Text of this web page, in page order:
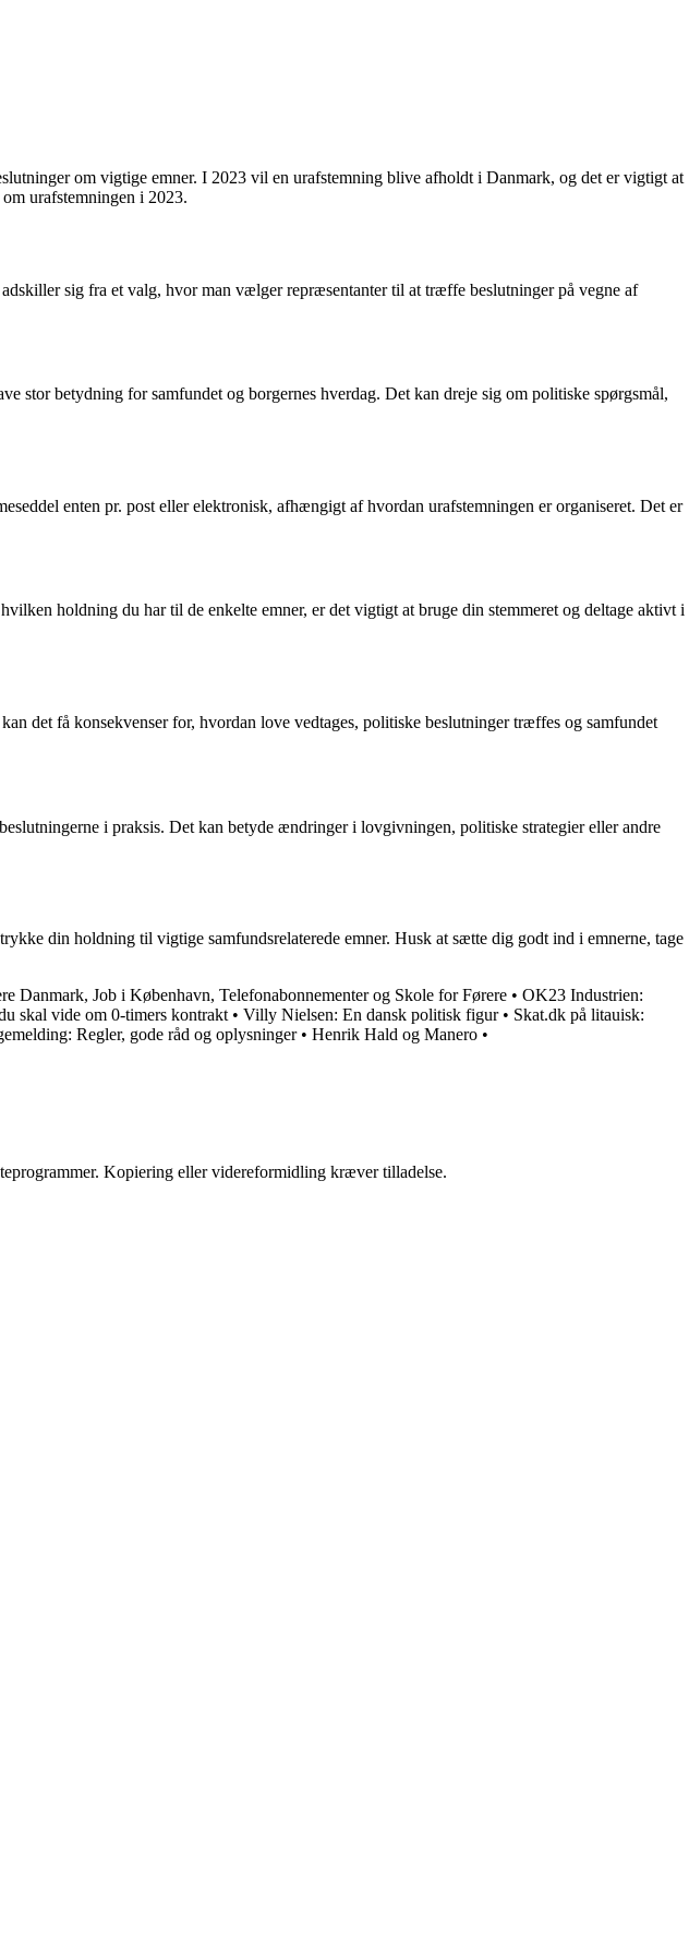
om vigtige emner. I 2023 vil en urafstemning blive afholdt i Danmark, og det er vigtigt at
urafstemningen i 2023.
sig fra et valg, hvor man vælger repræsentanter til at træffe beslutninger på vegne af
stor betydning for samfundet og borgernes hverdag. Det kan dreje sig om politiske spørgsmål,
enten pr. post eller elektronisk, afhængigt af hvordan urafstemningen er organiseret. Det er
holdning du har til de enkelte emner, er det vigtigt at bruge din stemmeret og deltage aktivt i
det få konsekvenser for, hvordan love vedtages, politiske beslutninger træffes og samfundet
i praksis. Det kan betyde ændringer i lovgivningen, politiske strategier eller andre
din holdning til vigtige samfundsrelaterede emner. Husk at sætte dig godt ind i emnerne, tage
Danmark, Job i København, Telefonabonnementer og Skole for Førere • OK23 Industrien:
skal vide om 0-timers kontrakt• Villy Nielsen: En dansk politisk figur• Skat.dk på litauisk:
Regler, gode råd og oplysninger• Henrik Hald og Manero •
Kopiering eller videreformidling kræver tilladelse.